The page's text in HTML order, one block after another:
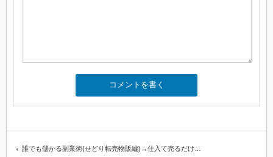
誰でも儲かる副業術(せどり転売物販編)→仕入て売るだけ…